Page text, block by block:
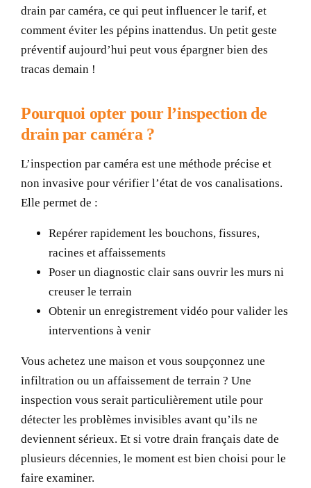
drain par caméra, ce qui peut influencer le tarif, et
comment éviter les pépins inattendus. Un petit geste
préventif aujourd’hui peut vous épargner bien des
tracas demain !
Pourquoi opter pour l’inspection de
drain par caméra ?
L’inspection par caméra est une méthode précise et
non invasive pour vérifier l’état de vos canalisations.
Elle permet de :
Repérer rapidement les bouchons, fissures,
racines et affaissements
Poser un diagnostic clair sans ouvrir les murs ni
creuser le terrain
Obtenir un enregistrement vidéo pour valider les
interventions à venir
Vous achetez une maison et vous soupçonnez une
infiltration ou un affaissement de terrain ? Une
inspection vous serait particulièrement utile pour
détecter les problèmes invisibles avant qu’ils ne
deviennent sérieux. Et si votre drain français date de
plusieurs décennies, le moment est bien choisi pour le
faire examiner.